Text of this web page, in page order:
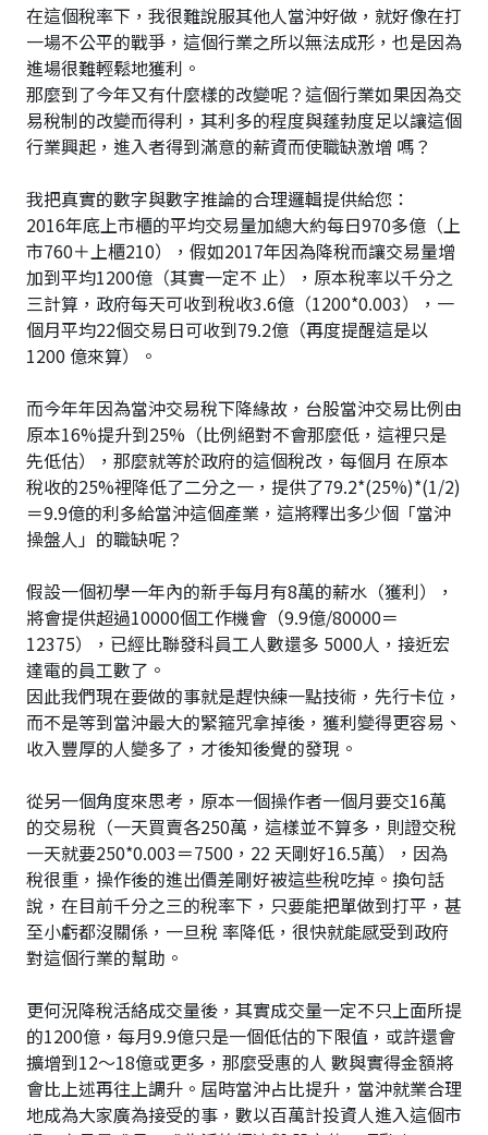
在這個稅率下，我很難說服其他人當沖好做，就好像在打
一場不公平的戰爭，這個行業之所以無法成形，也是因為
進場很難輕鬆地獲利。
那麼到了今年又有什麼樣的改變呢？這個行業如果因為交
易稅制的改變而得利，其利多的程度與蓬勃度足以讓這個
行業興起，進入者得到滿意的薪資而使職缺激增 嗎？
我把真實的數字與數字推論的合理邏輯提供給您：
2016年底上市櫃的平均交易量加總大約每日970多億（上
市760＋上櫃210），假如2017年因為降稅而讓交易量增
加到平均1200億（其實一定不 止），原本稅率以千分之
三計算，政府每天可收到稅收3.6億（1200*0.003），一
個月平均22個交易日可收到79.2億（再度提醒這是以
1200 億來算）。
而今年年因為當沖交易稅下降緣故，台股當沖交易比例由
原本16%提升到25%（比例絕對不會那麼低，這裡只是
先低估），那麼就等於政府的這個稅改，每個月 在原本
稅收的25%裡降低了二分之一，提供了79.2*(25%)*(1/2)
＝9.9億的利多給當沖這個產業，這將釋出多少個「當沖
操盤人」的職缺呢？
假設一個初學一年內的新手每月有8萬的薪水（獲利），
將會提供超過10000個工作機會（9.9億/80000＝
12375），已經比聯發科員工人數還多 5000人，接近宏
達電的員工數了。
因此我們現在要做的事就是趕快練一點技術，先行卡位，
而不是等到當沖最大的緊箍咒拿掉後，獲利變得更容易、
收入豐厚的人變多了，才後知後覺的發現。
從另一個角度來思考，原本一個操作者一個月要交16萬
的交易稅（一天買賣各250萬，這樣並不算多，則證交稅
一天就要250*0.003＝7500，22 天剛好16.5萬），因為
稅很重，操作後的進出價差剛好被這些稅吃掉。換句話
說，在目前千分之三的稅率下，只要能把單做到打平，甚
至小虧都沒關係，一旦稅 率降低，很快就能感受到政府
對這個行業的幫助。
更何況降稅活絡成交量後，其實成交量一定不只上面所提
的1200億，每月9.9億只是一個低估的下限值，或許還會
擴增到12～18億或更多，那麼受惠的人 數與實得金額將
會比上述再往上調升。屆時當沖占比提升，當沖就業合理
地成為大家廣為接受的事，數以百萬計投資人進入這個市